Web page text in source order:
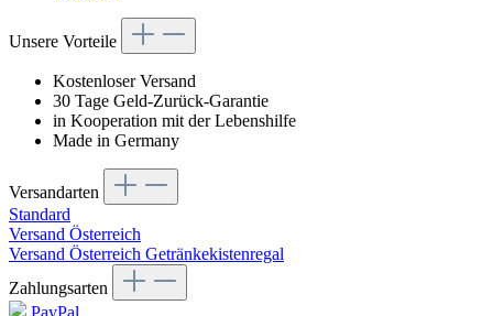
Unsere Vorteile
Kostenloser Versand
30 Tage Geld-Zurück-Garantie
in Kooperation mit der Lebenshilfe
Made in Germany
Versandarten
Standard
Versand Österreich
Versand Österreich Getränkekistenregal
Zahlungsarten
PayPal